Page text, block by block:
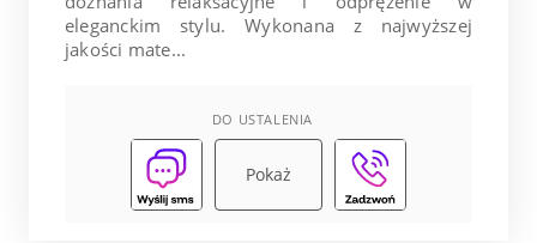
eleganckim stylu. Wykonana z najwyższej
jakości mate...
DO USTALENIA
Pokaż